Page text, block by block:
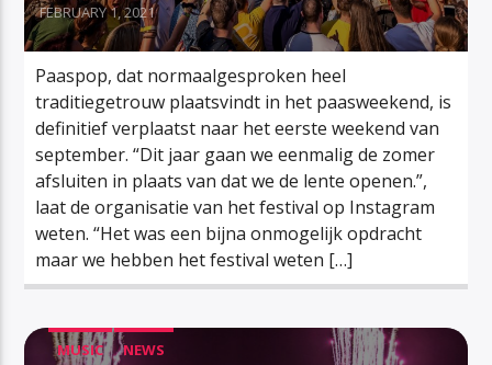
FEBRUARY 1, 2021
Paaspop, dat normaalgesproken heel
traditiegetrouw plaatsvindt in het paasweekend, is
definitief verplaatst naar het eerste weekend van
september. “Dit jaar gaan we eenmalig de zomer
afsluiten in plaats van dat we de lente openen.”,
laat de organisatie van het festival op Instagram
weten. “Het was een bijna onmogelijk opdracht
maar we hebben het festival weten […]
MUSIC NEWS